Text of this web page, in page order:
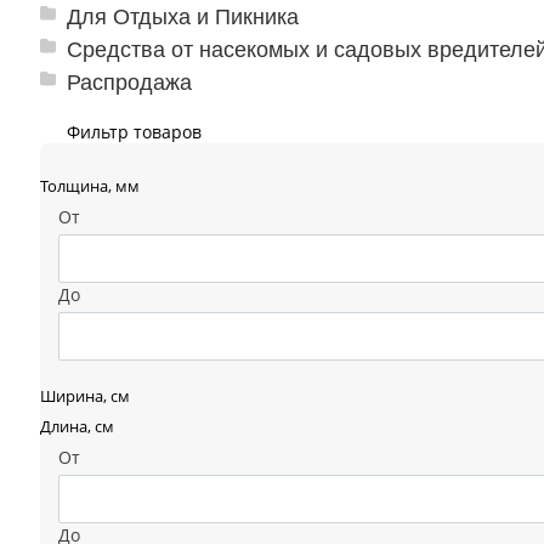
Фильтр товаров
Толщина, мм
От
До
Ширина, см
Длина, см
От
До
Для Отдыха и Пикника
Средства от насекомых и садовых
Распродажа